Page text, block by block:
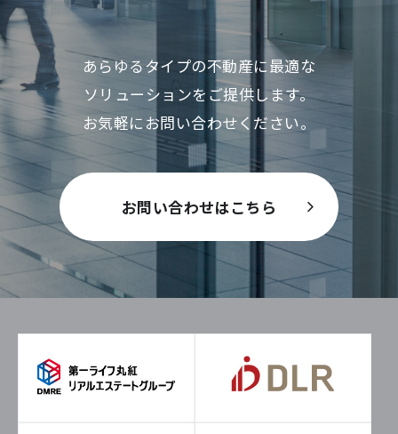
あらゆるタイプの不動産に最適な
ソリューションをご提供します。
お気軽にお問い合わせください。
お問い合わせはこちら